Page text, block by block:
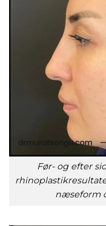
Før- og efter
næseform